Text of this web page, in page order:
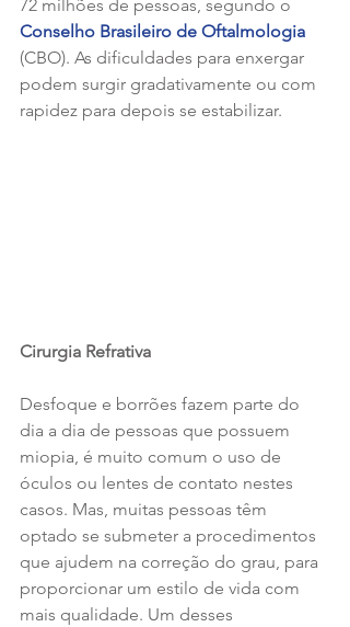
72 milhões de pessoas, segundo o
Conselho Brasileiro de Oftalmologia
(CBO). As dificuldades para enxergar
podem surgir gradativamente ou com
rapidez para depois se estabilizar.
Cirurgia Refrativa
Desfoque e borrões fazem parte do
dia a dia de pessoas que possuem
miopia, é muito comum o uso de
óculos ou lentes de contato nestes
casos. Mas, muitas pessoas têm
optado se submeter a procedimentos
que ajudem na correção do grau, para
proporcionar um estilo de vida com
mais qualidade. Um desses